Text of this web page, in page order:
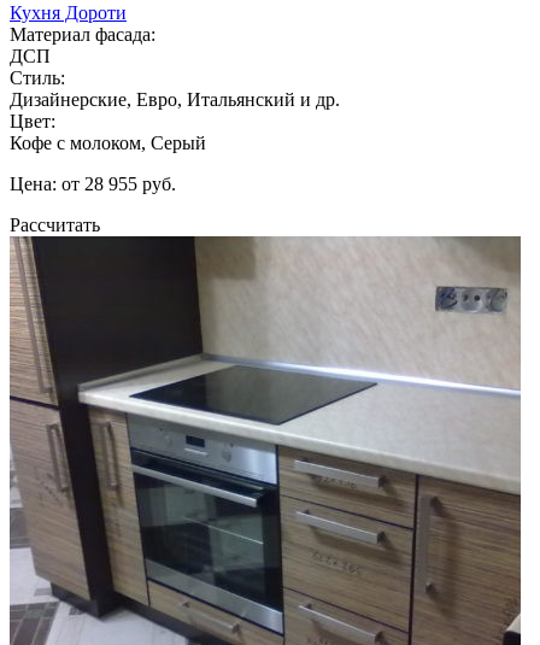
Кухня Дороти
Материал фасада:
ДСП
Стиль:
Дизайнерские, Евро, Итальянский и др.
Цвет:
Кофе с молоком, Серый
Цена: от 28 955 руб.
Рассчитать